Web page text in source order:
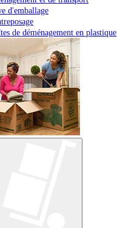
d'emballage
de déménagement en plastique